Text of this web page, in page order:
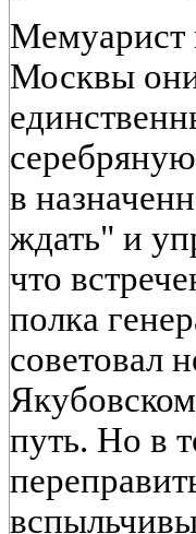
Мемуарист
Москвы
в
ждать" и
что
полка
советовал
путь. Но в